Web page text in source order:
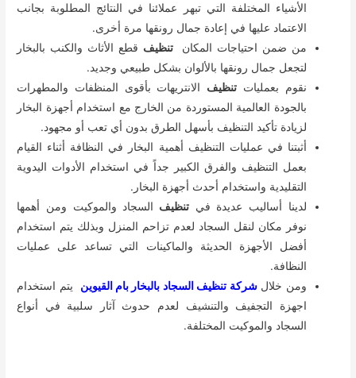
الأشياء المختلفة التي تبهر عملائنا في النتائج المطلوبة بجانب
الاعتماد عليها في إعادة جمال رونقها مرة أخرى.
من ضمن احتياجات المكانتنظيف قطع الأثاث والكنب بالبخار
لتجعل جمال رونقها بالألوان بشكل طبيعي وجديد.
نقوم بعمليات تنظيف الانتريهات بأقوى المنظفات والمطهرات
بالجودة العالمية المستوردة من الخارج مع استخدام أجهزة البخار
لزيادة تأكيد التنظيف بأسهل الطرق بدون أي تعب أو مجهود.
أثبتنا في عمليات التنظيف أهمية البخار في النظافة أثناء القيام
بعمل التنظيف والفرق الكبير جداً في استخدام الأدوات اليدوية
التقليدية واستخدام أحدث أجهزة البخار.
لدينا أساليب عديدة فيتنظيف السجاد والموكيت ومن أهمها
نوفر مكان لنقل السجاد لعدم تزاحم المنزل وبذلك يتم استخدام
أفضل الأجهزة الحديثة والماكينات التي تساعد على عمليات
النظافة.
ومن خلالشركة تنظيف السجاد بالبخار بام القيوين يتم استخدام
اجهزة التجفيف والتنشيف لعدم حدوث آثار سلبية في أنواع
السجاد والموكيت المختلفة.